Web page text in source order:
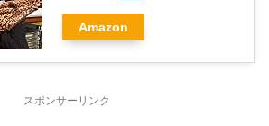
Amazon
スポンサーリンク